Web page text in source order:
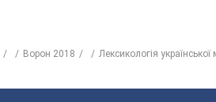
Ворон 2018
Лексикологія української